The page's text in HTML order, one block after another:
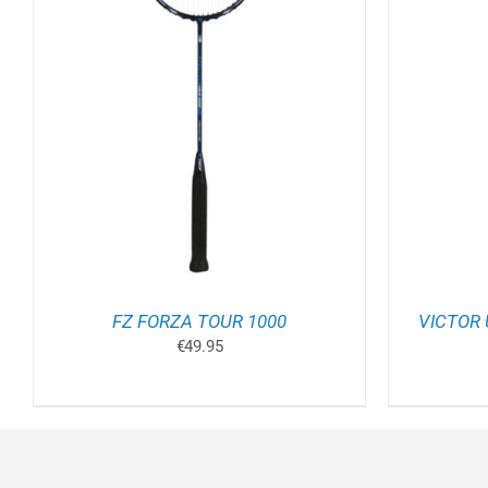
FZ FORZA TOUR 1000
€49.95
TOEVOEGEN AAN WINKELWAGEN
DETAILS
VICTOR